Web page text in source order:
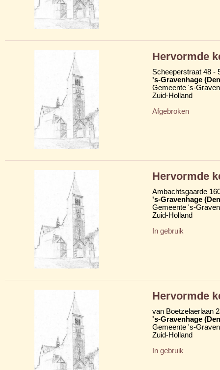
Hervormde
Scheeperstraat 48 -
's-Gravenhage
Gemeente 's-
Zuid-Holland
Afgebroken
Hervormde
Ambachtsgaarde
's-Gravenhage
Gemeente 's-
Zuid-Holland
In gebruik
Hervormde
van Boetzelaerlaan
's-Gravenhage
Gemeente 's-
Zuid-Holland
In gebruik